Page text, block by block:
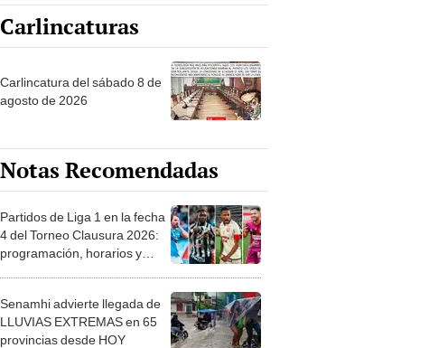
Carlincaturas
Carlincatura del sábado 8 de
agosto de 2026
Notas Recomendadas
Partidos de Liga 1 en la fecha
4 del Torneo Clausura 2026:
programación, horarios y
Senamhi advierte llegada de
LLUVIAS EXTREMAS en 65
provincias desde HOY